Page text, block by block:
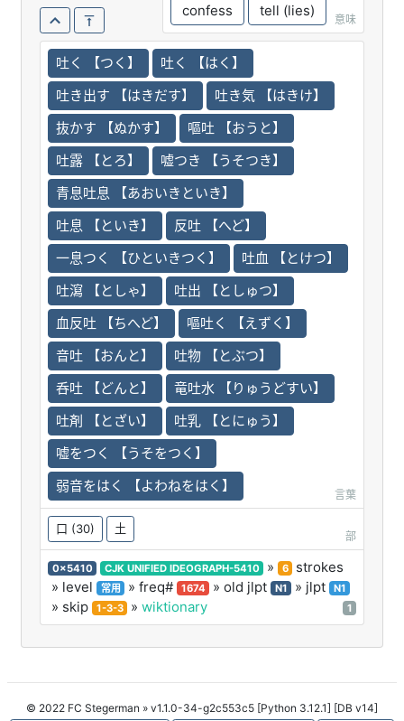
confess
tell (lies)
意味
吐く 【つく】
吐く 【はく】
吐き出す 【はきだす】
吐き気 【はきけ】
抜かす 【ぬかす】
嘔吐 【おうと】
吐露 【とろ】
嘘つき 【うそつき】
青息吐息 【あおいきといき】
吐息 【といき】
反吐 【へど】
一息つく 【ひといきつく】
吐血 【とけつ】
吐瀉 【としゃ】
吐出 【としゅつ】
血反吐 【ちへど】
嘔吐く 【えずく】
音吐 【おんと】
吐物 【とぶつ】
呑吐 【どんと】
竜吐水 【りゅうどすい】
吐剤 【とざい】
吐乳 【とにゅう】
嘘をつく 【うそをつく】
弱音をはく 【よわねをはく】
言葉
口 (30) 土
部
0x5410 CJK UNIFIED IDEOGRAPH-5410 » 6
strokes
» level
常用 » freq# 1674 » old jlpt N1 » jlpt N1
» skip 1-3-3 » wiktionary 1
© 2022 FC Stegerman » v1.1.0-34-g2c553c5 [Python 3.12.1] [DB v14]